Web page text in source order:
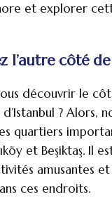
et explorer
l’autre côté
découvrir le
? Alors,
quartiers
et Beşiktaş. Il
amusantes
ces endroits.